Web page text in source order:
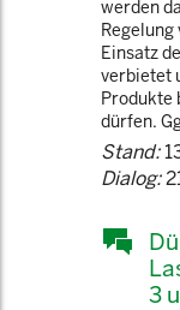
werden
Einsatz
verbietet
Produkte
dürfen.
Stand:
Dialog:
3